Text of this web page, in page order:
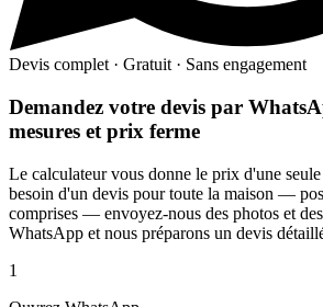
Devis complet · Gratuit · Sans engagement
Demandez votre devis par
mesures et prix ferme
Le calculateur vous donne le prix d'une
besoin d'un devis pour toute la maison —
comprises — envoyez-nous des photos et
WhatsApp et nous préparons un devis
1